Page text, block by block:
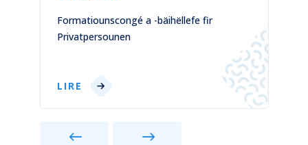
Formatiounscongé a -bäihëllefe fir
Privatpersounen
LIRE